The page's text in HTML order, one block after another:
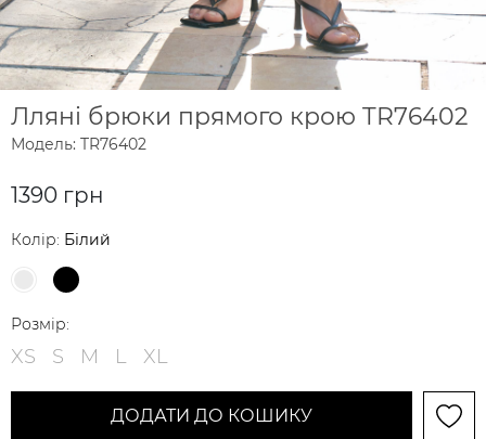
Лляні брюки прямого крою TR76402
Модель: TR76402
1390 грн
Колір: Білий
Розмір:
XS S M L XL
ДОДАТИ ДО КОШИКУ